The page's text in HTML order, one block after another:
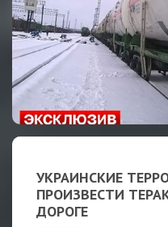
УКРАИНСКИЕ
ПРОИЗВЕСТИ
ДОРОГЕ